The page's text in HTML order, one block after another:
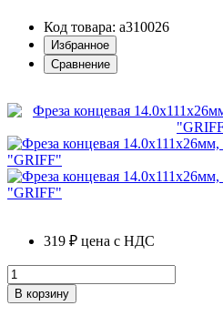
Код товара: a310026
Избранное
Сравнение
319 ₽ цена с НДС
В корзину